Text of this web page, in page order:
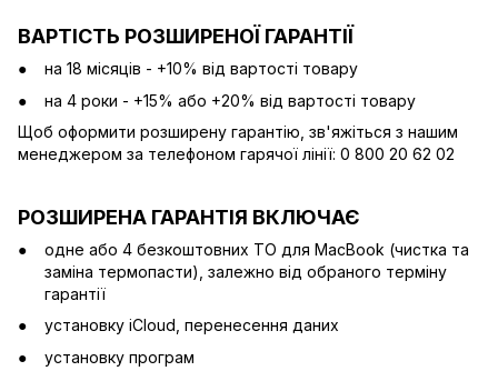
ВАРТІСТЬ РОЗШИРЕНОЇ ГАРАНТІЇ
на 18 місяців - +10% від вартості товару
на 4 роки - +15% або +20% від вартості товару
Щоб оформити розширену гарантію, зв'яжіться з нашим
менеджером за телефоном гарячої лінії: 0 800 20 62 02
РОЗШИРЕНА ГАРАНТІЯ ВКЛЮЧАЄ
одне або 4 безкоштовних ТО для MacBook (чистка та
заміна термопасти), залежно від обраного терміну
гарантії
установку iCloud, перенесення даних
установку програм